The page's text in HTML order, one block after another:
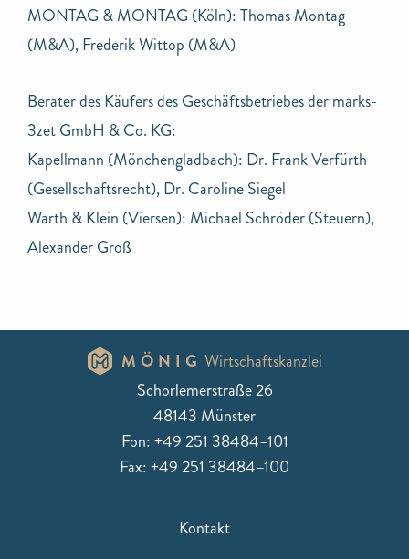
MONTAG & MONTAG (Köln): Thomas Montag
(M&A), Frederik Wittop (M&A)
Berater des Käufers des Geschäftsbetriebes der marks-
3zet GmbH & Co. KG:
Kapellmann (Mönchengladbach): Dr. Frank Verfürth
(Gesellschaftsrecht), Dr. Caroline Siegel
Warth & Klein (Viersen): Michael Schröder (Steuern),
Alexander Groß
MÖNIG Wirtschaftskanzlei
Schorlemerstraße 26
48143 Münster
Fon: +49 251 38484–101
Fax: +49 251 38484–100
Kontakt